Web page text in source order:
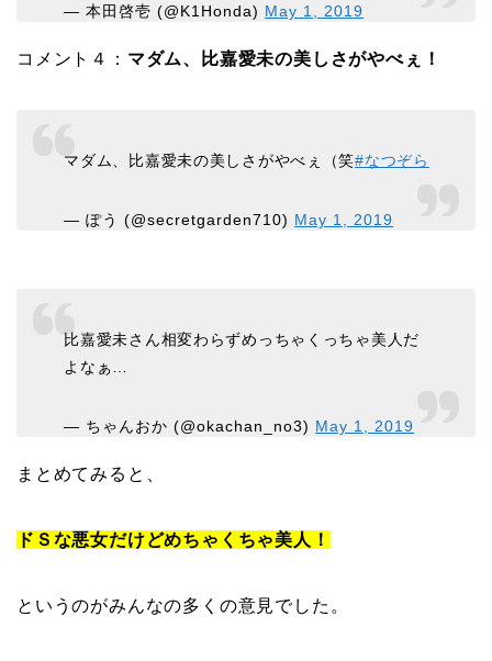
— 本田啓壱 (@K1Honda) May 1, 2019
コメント４： マダム、比嘉愛未の美しさがやべぇ！
マダム、比嘉愛未の美しさがやべぇ（笑#なつぞら
— ぽう (@secretgarden710) May 1, 2019
比嘉愛未さん相変わらずめっちゃくっちゃ美人だ
よなぁ…
— ちゃんおか (@okachan_no3) May 1, 2019
まとめてみると、
ドＳな悪女だけどめちゃくちゃ美人！
というのがみんなの多くの意見でした。